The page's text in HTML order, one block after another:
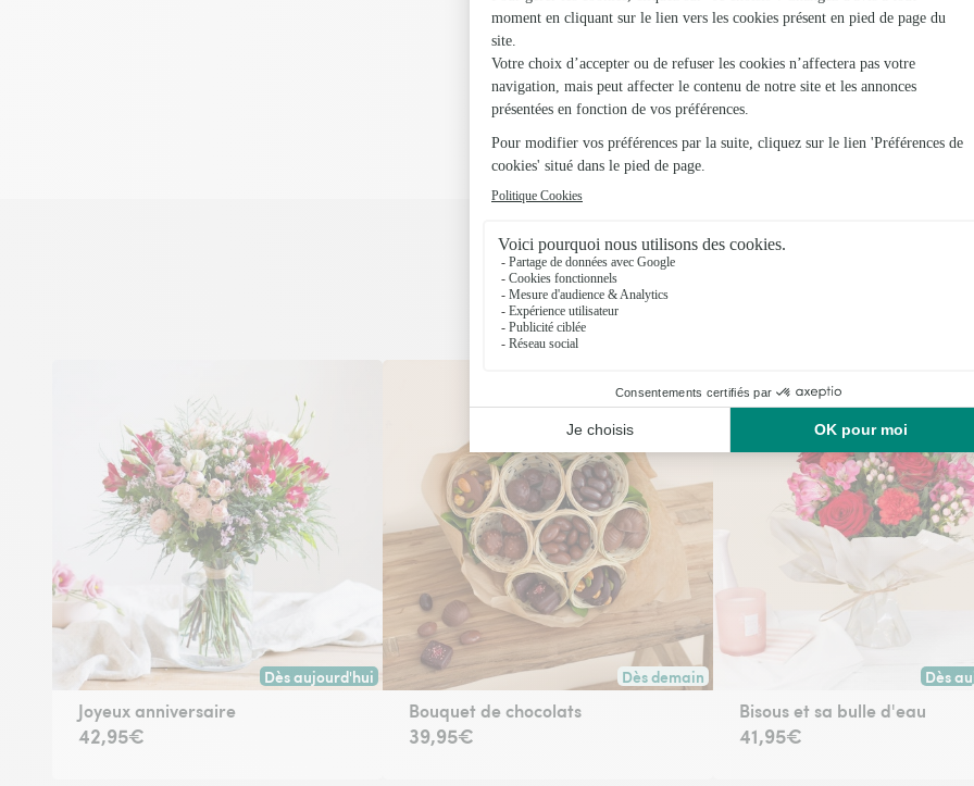
Vous aimerez aussi
Encore plus d'idées pour faire plaisir
Dès aujourd'hui
Livraison dès aujourd'hui (pour toute commande passée avant 17h) ou à la date de votre choix.
Joyeux anniversaire
42,95€
Dès demain
Livraison dès demain (pour toute commande
Bouquet de chocolats
39,95€
Dès
Bisous et sa bulle d'eau
41,95€